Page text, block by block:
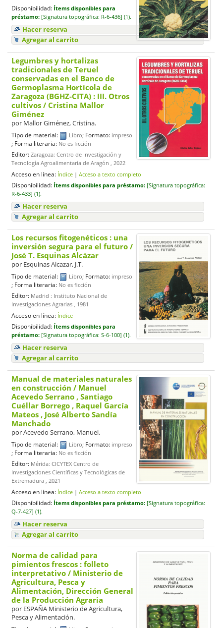
Disponibilidad: Ítems disponibles para
préstamo: [Signatura topográfica: R-6-436] (1).
Hacer reserva
Agregar al carrito
Legumbres y hortalizas
tradicionales de Teruel
conservadas en el Banco de
Germoplasma Hortícola de
Zaragoza (BGHZ-CITA) : III. Otros
cultivos / Cristina Mallor
Giménez
por Mallor Giménez, Cristina.
Tipo de material: Libro; Formato: impreso
; Forma literaria: No es ficción
Editor: Zaragoza: Centro de Investigación y
Tecnología Agroalimentaria de Aragón , 2022
Acceso en línea: Índice | Acceso a texto completo
Disponibilidad: Ítems disponibles para préstamo: [Signatura topográfica:
R-6-433] (1).
Hacer reserva
Agregar al carrito
Los recursos fitogenéticos : una
inversión segura para el futuro /
José T. Esquinas Alcázar
por Esquinas Alcazar, J.T.
Tipo de material: Libro; Formato: impreso
; Forma literaria: No es ficción
Editor: Madrid : Instituto Nacional de
Investigaciones Agrarias , 1981
Acceso en línea: Índice
Disponibilidad: Ítems disponibles para
préstamo: [Signatura topográfica: S-6-100] (1).
Hacer reserva
Agregar al carrito
Manual de materiales naturales
en construcción / Manuel
Acevedo Serrano , Santiago
Cuéllar Borrego , Raquel García
Mateos , José Alberto Sandía
Manchado
porAcevedo Serrano, Manuel.
Tipo de material: Libro; Formato: impreso
; Forma literaria: No es ficción
Editor: Mérida: CICYTEX Centro de
Investigaciones Científicas y Tecnológicas de
Extremadura , 2021
Acceso en línea: Índice | Acceso a texto completo
Disponibilidad: Ítems disponibles para préstamo: [Signatura topográfica:
Q-7-427] (1).
Hacer reserva
Agregar al carrito
Norma de calidad para
pimientos frescos : folleto
interpretativo / Ministerio de
Agricultura, Pesca y
Alimentación, Dirección General
de la Producción Agraria
por ESPAÑA Ministerio de Agricultura,
Pesca y Alimentación.